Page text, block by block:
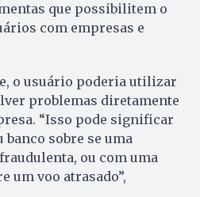
que possibilitem o
com empresas e
o usuário poderia utilizar
problemas diretamente
“Isso pode significar
sobre se uma
ou com uma
um voo atrasado”,